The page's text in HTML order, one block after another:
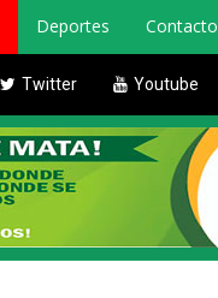
Deportes Contacto
Twitter Youtube